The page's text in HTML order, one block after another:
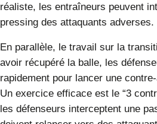
réaliste, les entraîneurs peuvent
pressing des attaquants adverses.
En parallèle, le travail sur la
avoir récupéré la balle, les
rapidement pour lancer une
Un exercice efficace est le “3
les défenseurs interceptent une